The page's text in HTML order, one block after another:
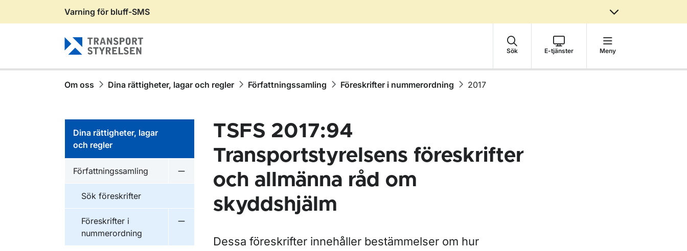
Gå till sidans innehåll
Varning för bluff-SMS
Sök E-tjänster Meny
Om oss Dina rättigheter, lagar och regler Författningssamling Föreskrifter i nummerordning 2017
Dina rättigheter, lagar
och regler
Författningssamling
Undermeny för Författningssamling
Sök föreskrifter
Föreskrifter i
nummerordning
TSFS 2017:94
Transportstyrelsens föreskrifter
och allmänna råd om
skyddshjälm
Dessa föreskrifter innehåller bestämmelser om hur